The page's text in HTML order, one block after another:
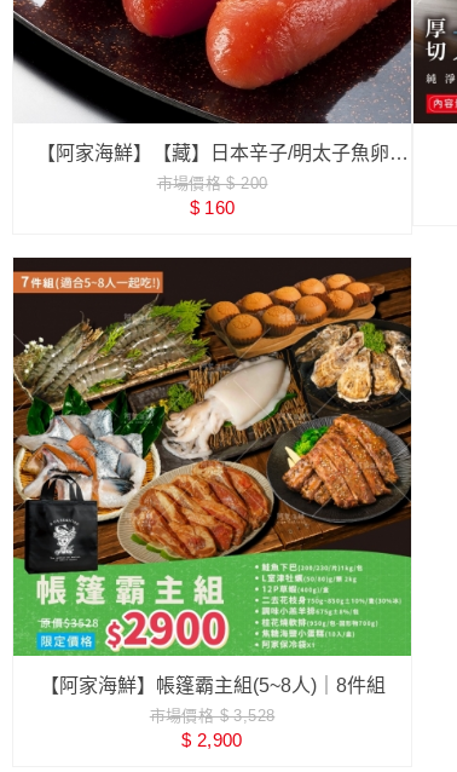
【阿家海鮮】【藏】日本辛子/明太子魚卵
80g±5%/盒
市場價格 $ 200
$ 160
【阿家海鮮】帳篷霸主組(5~8人)｜8件組
市場價格 $ 3,528
$ 2,900